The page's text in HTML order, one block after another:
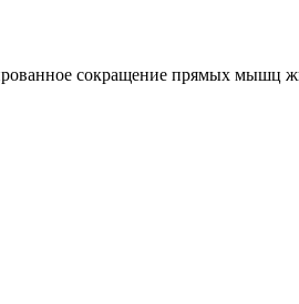
сокращение прямых мышц